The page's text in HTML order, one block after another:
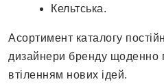
Кельтська.
Асортимент каталогу
дизайнери бренду щоденно
втіленням нових ідей.